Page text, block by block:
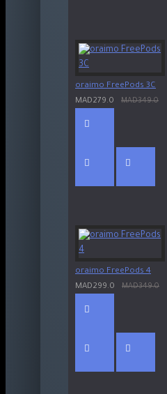
oraimo FreePods 3C
MAD279.0
MAD349.0
oraimo FreePods 4
MAD299.0
MAD349.0